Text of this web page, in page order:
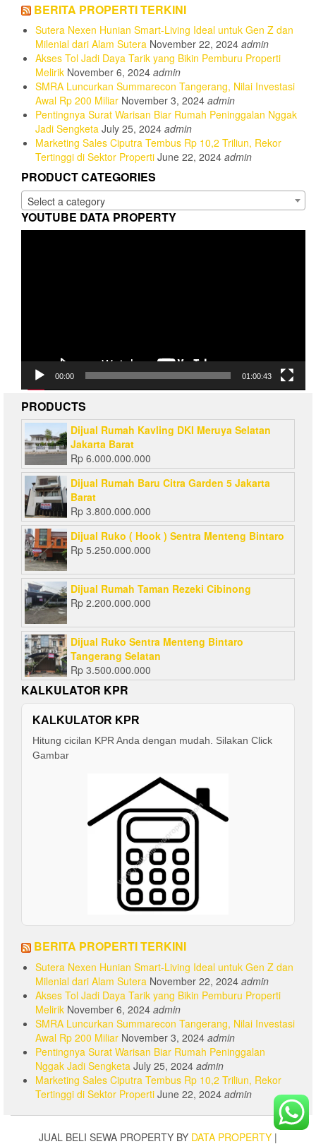
BERITA PROPERTI TERKINI
Sutera Nexen Hunian Smart-Living Ideal untuk Gen Z dan
Milenial dari Alam Sutera November 22, 2024 admin
Akses Tol Jadi Daya Tarik yang Bikin Pemburu Properti
Melirik November 6, 2024 admin
SMRA Luncurkan Summarecon Tangerang, Nilai Investasi
Awal Rp 200 Miliar November 3, 2024 admin
Pentingnya Surat Warisan Biar Rumah Peninggalan Nggak
Jadi Sengketa July 25, 2024 admin
Marketing Sales Ciputra Tembus Rp 10,2 Triliun, Rekor
Tertinggi di Sektor Properti June 22, 2024 admin
PRODUCT CATEGORIES
Select a category
YOUTUBE DATA PROPERTY
00:00 01:00:43
PRODUCTS
Dijual Rumah Kavling DKI Meruya Selatan
Jakarta Barat
Rp 6.000.000.000
Dijual Rumah Baru Citra Garden 5 Jakarta
Barat
Rp 3.800.000.000
Dijual Ruko ( Hook ) Sentra Menteng Bintaro
Rp 5.250.000.000
Dijual Rumah Taman Rezeki Cibinong
Rp 2.200.000.000
Dijual Ruko Sentra Menteng Bintaro
Tangerang Selatan
Rp 3.500.000.000
KALKULATOR KPR
KALKULATOR KPR
Hitung cicilan KPR Anda dengan mudah. Silakan Click
Gambar
BERITA PROPERTI TERKINI
Sutera Nexen Hunian Smart-Living Ideal untuk Gen Z dan
Milenial dari Alam Sutera November 22, 2024 admin
Akses Tol Jadi Daya Tarik yang Bikin Pemburu Properti
Melirik November 6, 2024 admin
SMRA Luncurkan Summarecon Tangerang, Nilai Investasi
Awal Rp 200 Miliar November 3, 2024 admin
Pentingnya Surat Warisan Biar Rumah Peninggalan
Nggak Jadi Sengketa July 25, 2024 admin
Marketing Sales Ciputra Tembus Rp 10,2 Triliun, Rekor
Tertinggi di Sektor Properti June 22, 2024 admin
JUAL BELI SEWA PROPERTY BY DATA PROPERTY |